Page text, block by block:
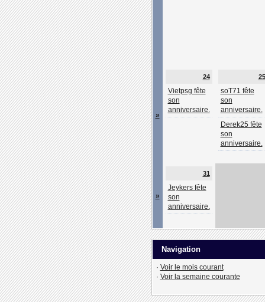
»
24
Vietpsg fête
son
anniversaire.
25
soT71 fête
son
anniversaire.
Derek25 fête
son
anniversaire.
»
31
Jeykers fête
son
anniversaire.
Navigation
· Voir le mois courant
· Voir la semaine courante